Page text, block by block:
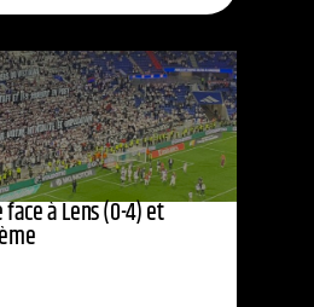
face à Lens (0-4) et